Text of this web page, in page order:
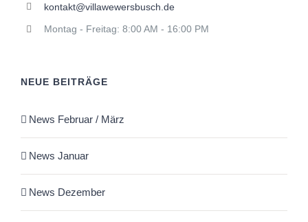
kontakt@villawewersbusch.de
Montag - Freitag: 8:00 AM - 16:00 PM
NEUE BEITRÄGE
News Februar / März
News Januar
News Dezember